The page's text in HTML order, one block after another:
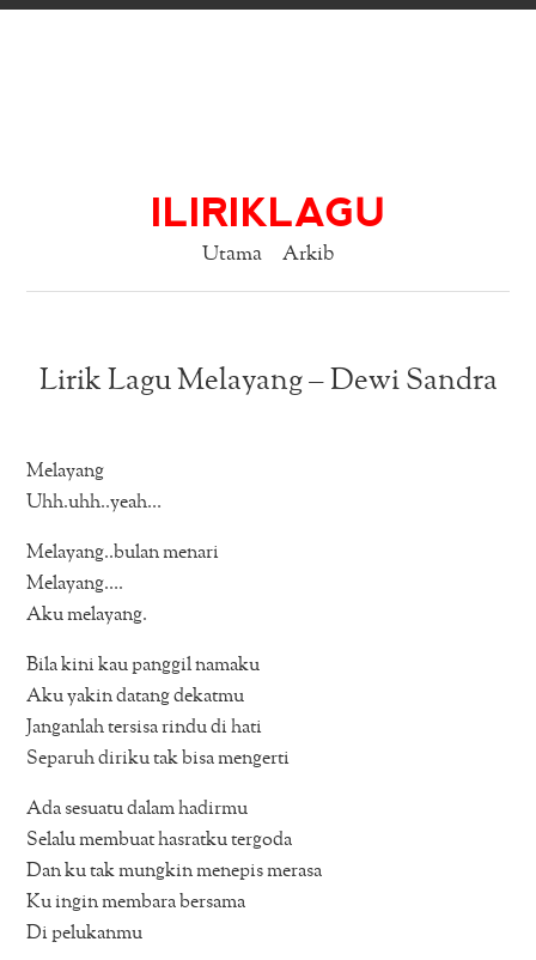
ILIRIKLAGU
Utama Arkib
Lirik Lagu Melayang – Dewi Sandra
Melayang
Uhh.uhh..yeah…
Melayang..bulan menari
Melayang….
Aku melayang.
Bila kini kau panggil namaku
Aku yakin datang dekatmu
Janganlah tersisa rindu di hati
Separuh diriku tak bisa mengerti
Ada sesuatu dalam hadirmu
Selalu membuat hasratku tergoda
Dan ku tak mungkin menepis merasa
Ku ingin membara bersama
Di pelukanmu